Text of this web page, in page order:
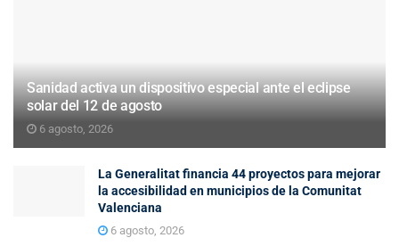
Sanidad activa un dispositivo especial ante el eclipse
solar del 12 de agosto
6 agosto, 2026
La Generalitat financia 44 proyectos para mejorar
la accesibilidad en municipios de la Comunitat
Valenciana
6 agosto, 2026